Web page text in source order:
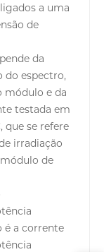
a uma
de
da
do espectro,
módulo e da
testada em
que se refere
irradiação
de
é a corrente